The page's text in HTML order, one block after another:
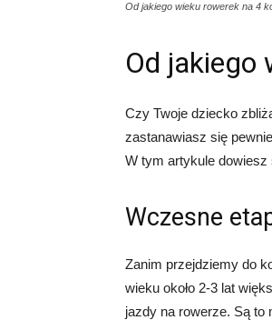
Od jakiego wieku rowerek na 4
Od jakiego
Czy Twoje dziecko
zastanawiasz się
W tym artykule dowiesz
Wczesne
Zanim przejdziemy do
wieku około 2-3 lat
jazdy na rowerze. Są to